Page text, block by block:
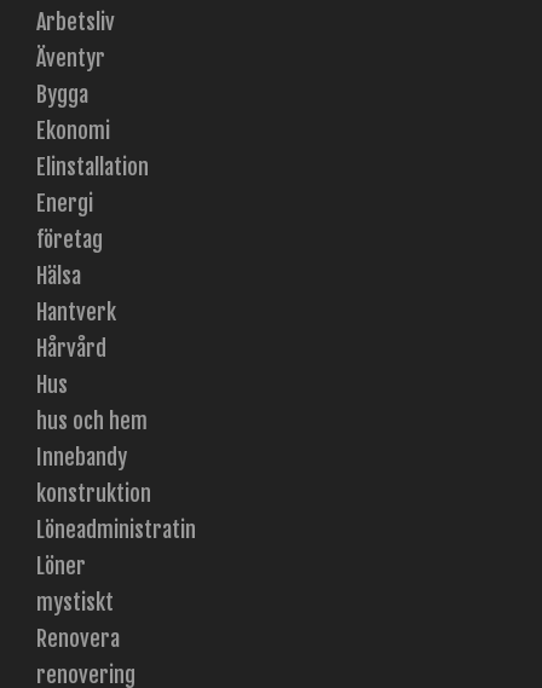
Arbetsliv
Äventyr
Bygga
Ekonomi
Elinstallation
Energi
företag
Hälsa
Hantverk
Hårvård
Hus
hus och hem
Innebandy
konstruktion
Löneadministratin
Löner
mystiskt
Renovera
renovering